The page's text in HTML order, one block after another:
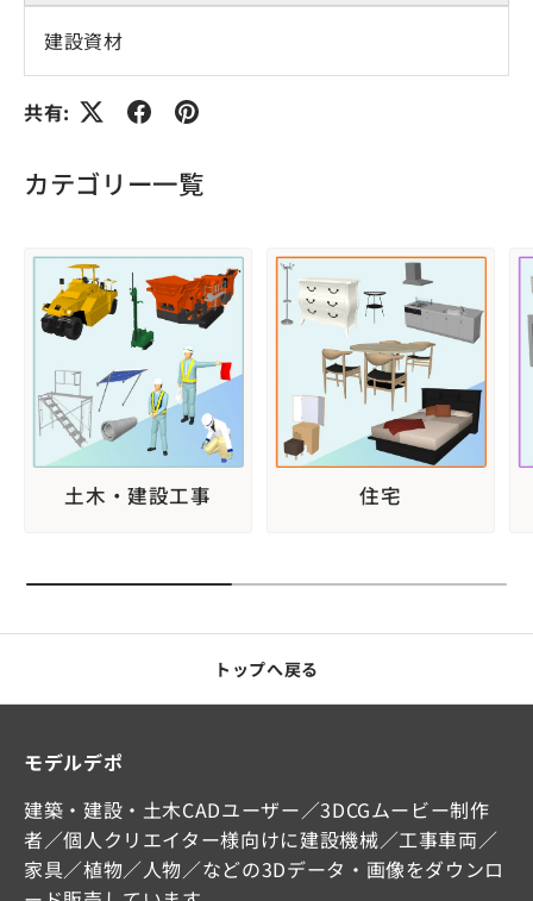
建設資材
共有:
カテゴリー一覧
土木・建設工事 住宅
トップへ戻る
モデルデポ
建築・建設・土木CADユーザー／3DCGムービー制作
者／個人クリエイター様向けに建設機械／工事車両／
家具／植物／人物／などの3Dデータ・画像をダウンロ